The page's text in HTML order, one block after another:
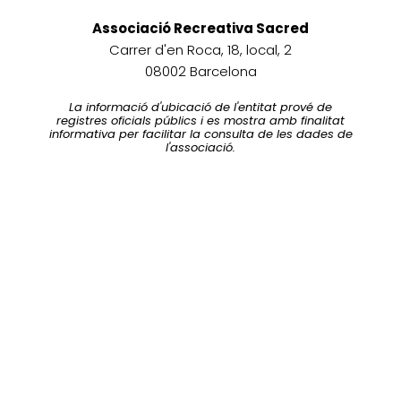
Associació Recreativa Sacred
Carrer d'en Roca, 18, local, 2
08002 Barcelona
La informació d'ubicació de l'entitat prové de
registres oficials públics i es mostra amb finalitat
informativa per facilitar la consulta de les dades de
l'associació.